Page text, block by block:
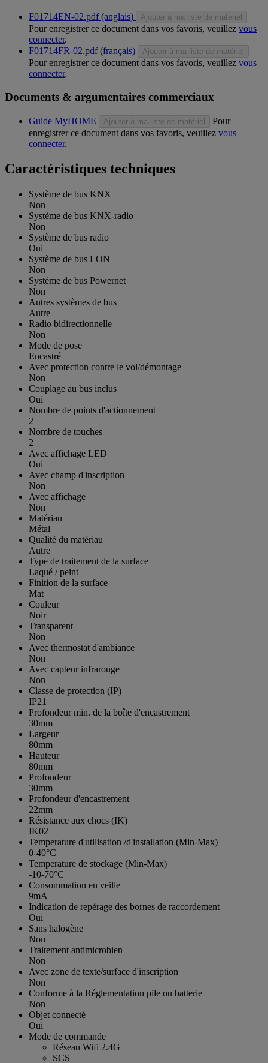
F01714EN-02.pdf (anglais) Ajouter à ma liste de matériel
Pour enregistrer ce document dans vos favoris, veuillez vous
connecter.
F01714FR-02.pdf (français)
Ajouter à ma liste de matériel
Pour enregistrer ce document dans vos favoris, veuillez vous
connecter.
Documents & argumentaires commerciaux
Guide MyHOME Ajouter à ma liste de matériel
Pour
enregistrer ce document dans vos favoris, veuillez vous
connecter.
Caractéristiques techniques
Système de bus KNX
Non
Système de bus KNX-radio
Non
Système de bus radio
Oui
Système de bus LON
Non
Système de bus Powernet
Non
Autres systèmes de bus
Autre
Radio bidirectionnelle
Non
Mode de pose
Encastré
Avec protection contre le vol/démontage
Non
Couplage au bus inclus
Oui
Nombre de points d'actionnement
2
Nombre de touches
2
Avec affichage LED
Oui
Avec champ d'inscription
Non
Avec affichage
Non
Matériau
Métal
Qualité du matériau
Autre
Type de traitement de la surface
Laqué / peint
Finition de la surface
Mat
Couleur
Noir
Transparent
Non
Avec thermostat d'ambiance
Non
Avec capteur infrarouge
Non
Classe de protection (IP)
IP21
Profondeur min. de la boîte d'encastrement
30mm
Largeur
80mm
Hauteur
80mm
Profondeur
30mm
Profondeur d'encastrement
22mm
Résistance aux chocs (IK)
IK02
Temperature d'utilisation /d'installation (Min-Max)
0-40°C
Temperature de stockage (Min-Max)
-10-70°C
Consommation en veille
9mA
Indication de repérage des bornes de raccordement
Oui
Sans halogène
Non
Traitement antimicrobien
Non
Avec zone de texte/surface d'inscription
Non
Conforme à la Réglementation pile ou batterie
Non
Objet connecté
Oui
Mode de commande
Réseau Wifi 2.4G
SCS